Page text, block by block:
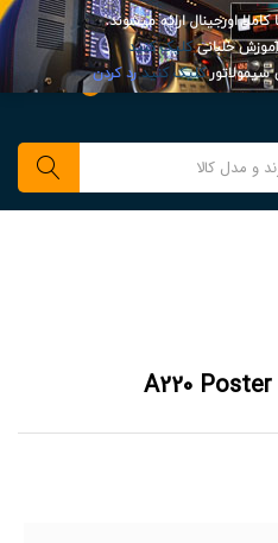
اورجینال ارائه میشوند.
خلبانیکلیک کنید
سیمولاتورکلیک کنیدرد کردن
0
جستجو